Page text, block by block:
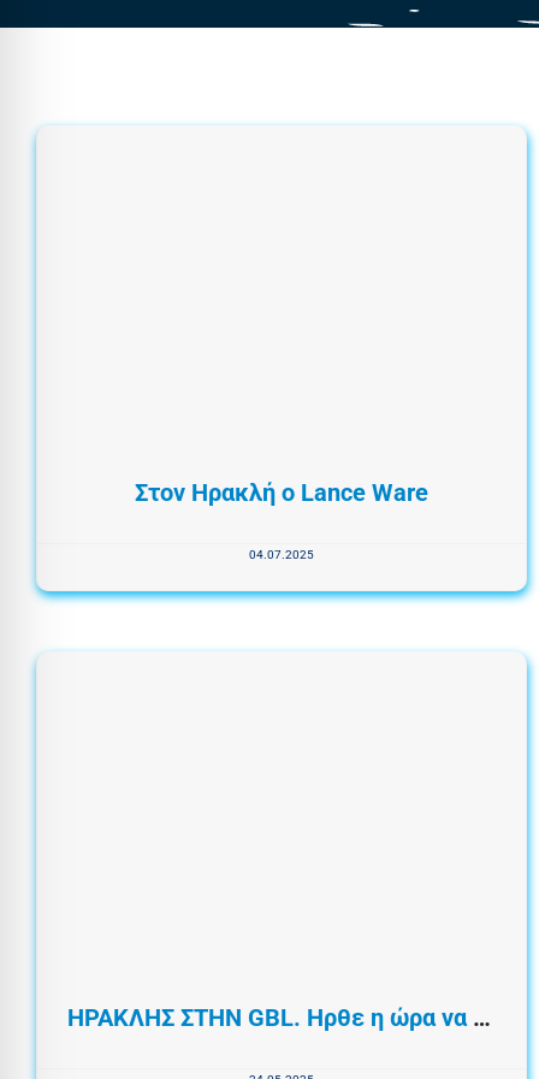
Στον Ηρακλή ο Lance Ware
04.07.2025
ΗΡΑΚΛΗΣ ΣΤΗΝ GBL. Ηρθε η ώρα να επιστρέψεις και εσυ στη θέση σου